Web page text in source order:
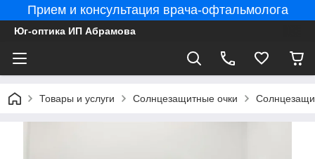
Прием и консультация врача-офтальмолога
Юг-оптика ИП Абрамова
Товары и услуги Солнцезащитные очки